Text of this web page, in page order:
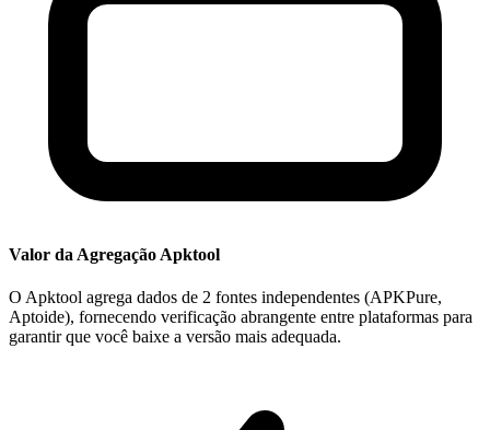
Valor da Agregação Apktool
O Apktool agrega dados de 2 fontes independentes (APKPure,
Aptoide), fornecendo verificação abrangente entre plataformas para
garantir que você baixe a versão mais adequada.